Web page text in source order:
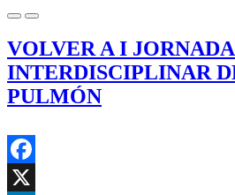
VOLVER A I JORNADA
INTERDISCIPLINAR
PULMÓN
Facebook